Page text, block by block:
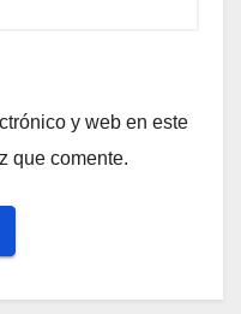
y web en este
que comente.